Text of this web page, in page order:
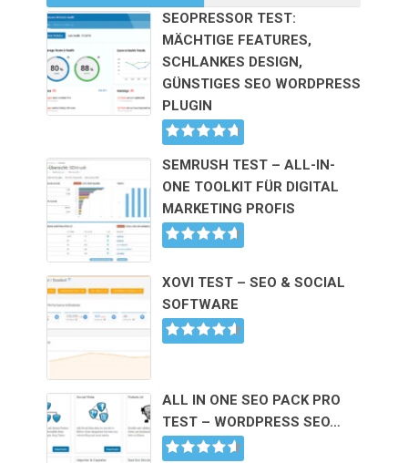
SEOPRESSOR TEST:
MÄCHTIGE FEATURES,
SCHLANKES DESIGN,
GÜNSTIGES SEO WORDPRESS
PLUGIN
SEMRUSH TEST – ALL-IN-
ONE TOOLKIT FÜR DIGITAL
MARKETING PROFIS
XOVI TEST – SEO & SOCIAL
SOFTWARE
ALL IN ONE SEO PACK PRO
TEST – WORDPRESS SEO…